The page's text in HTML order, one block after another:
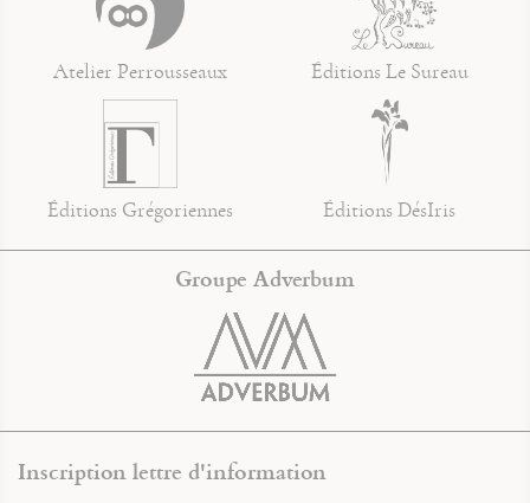
Atelier Perrousseaux Éditions Le Sureau
Éditions Grégoriennes Éditions DésIris
Groupe Adverbum
Inscription lettre d'information